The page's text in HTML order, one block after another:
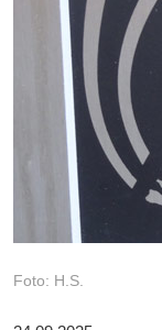
Foto: H.S.